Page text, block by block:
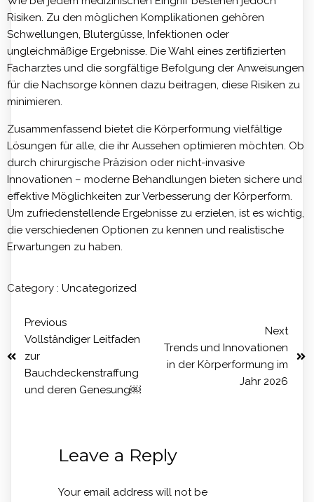
Risiken. Zu den möglichen Komplikationen gehören
Schwellungen, Blutergüsse, Infektionen oder
ungleichmäßige Ergebnisse. Die Wahl eines zertifizierten
Facharztes und die sorgfältige Befolgung der Anweisungen
für die Nachsorge können dazu beitragen, diese Risiken zu
minimieren.
Zusammenfassend bietet die Körperformung vielfältige
Lösungen für alle, die ihr Aussehen optimieren möchten. Ob
durch chirurgische Präzision oder nicht-invasive
Innovationen – moderne Behandlungen bieten sichere und
effektive Möglichkeiten zur Verbesserung der Körperform.
Um zufriedenstellende Ergebnisse zu erzielen, ist es wichtig,
die verschiedenen Optionen zu kennen und realistische
Erwartungen zu haben.
Category : Uncategorized
Previous
Vollständiger Leitfaden
zur
Bauchdeckenstraffung
und deren Genesung￼
Next
Trends und Innovationen
in der Körperformung im
Jahr 2026
Leave a Reply
Your email address will not be